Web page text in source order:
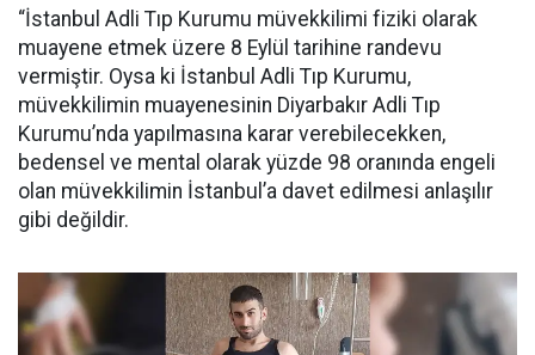
“İstanbul Adli Tıp Kurumu müvekkilimi fiziki olarak
muayene etmek üzere 8 Eylül tarihine randevu
vermiştir. Oysa ki İstanbul Adli Tıp Kurumu,
müvekkilimin muayenesinin Diyarbakır Adli Tıp
Kurumu’nda yapılmasına karar verebilecekken,
bedensel ve mental olarak yüzde 98 oranında engeli
olan müvekkilimin İstanbul’a davet edilmesi anlaşılır
gibi değildir.